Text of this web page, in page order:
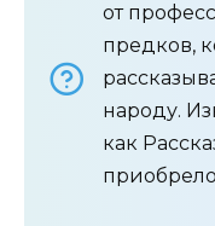
от
предков,
народу.
как